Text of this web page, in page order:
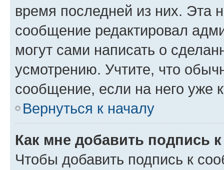
время последней из них. Эта
сообщение редактировал
могут сами написать о
усмотрению. Учтите, что
сообщение, если на него уже
Вернуться к началу
Как мне добавить подпись
Чтобы добавить подпись к